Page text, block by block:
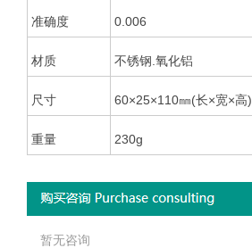
准确度 0.006
材质 不锈钢.氧化铝
尺寸 60×25×110㎜(长×宽×高)
重量 230g
暂无咨询